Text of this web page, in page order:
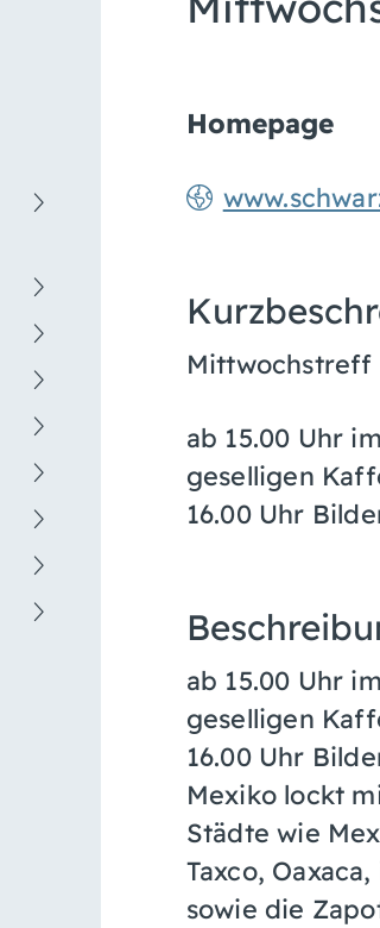
Homepage
Mittwochstreff
ab 15.00 Uhr
geselligen
16.00 Uhr
ab 15.00 Uhr
geselligen
16.00 Uhr
Mexiko lockt
Städte wie
Taxco,
sowie die